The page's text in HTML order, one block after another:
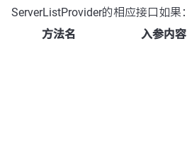
ServerListProvider的相应接口如果：
方法名
入参内容